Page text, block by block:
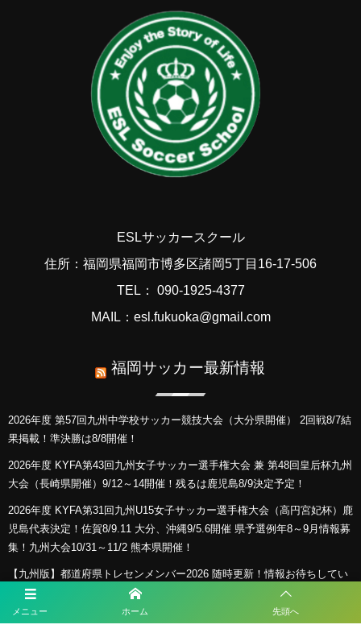
メニュー ホーム 先頭へ
ESLサッカースクール
住所：福岡県福岡市博多区諸岡5丁目16-17-506
TEL： 090-1925-4377
MAIL：esl.fukuoka@gmail.com
福岡サッカー最新情報
2026年度 第57回九州中学校サッカー競技大会（大分県開催） 2回戦8/7結
果掲載！準決勝は8/8開催！
2026年度 KYFA第43回九州女子サッカー選手権大会 兼 第48回皇后杯九州
大会（長崎県開催）9/12～14開催！残るは鹿児島8/9決定予定！
2026年度 KYFA第31回九州U15女子サッカー選手権大会（高円宮妃杯）鹿
児島代表決定！佐賀8/9.11 大分、沖縄9/5.6開催 県予選例年8～9月情報募
集！九州大会10/31～11/2 熊本県開催！
【九州版】都道府県トレセンメンバー2026 随時更新！情報お待ちしてい
ます！
【福岡県少年男子】参加選手掲載！2026年度国民スポーツ大会 第46回九